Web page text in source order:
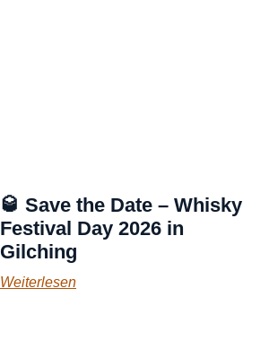
🥃 Save the Date – Whisky
Festival Day 2026 in
Gilching
Weiterlesen